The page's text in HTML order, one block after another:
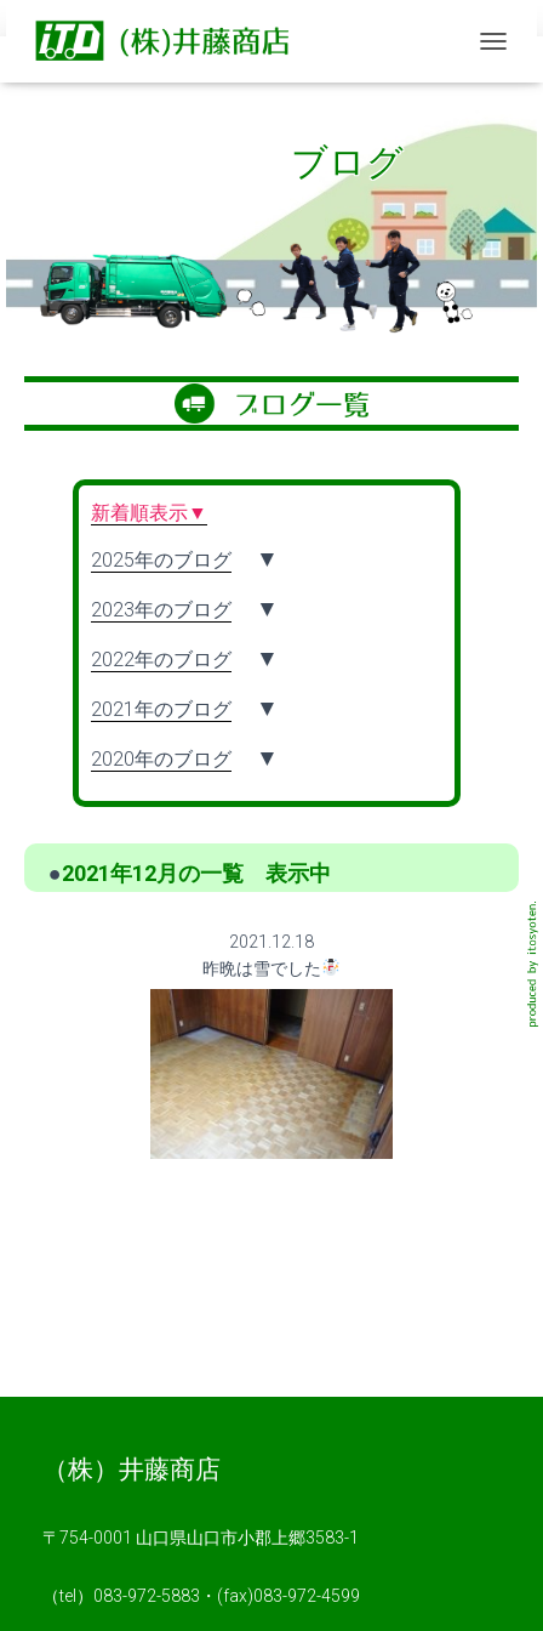
O
G
A
V
G
A
O
ブログ
新着順表示▼
2025年のブログ
2023年のブログ
2022年のブログ
2021年のブログ
2020年のブログ
●2021年12月の一覧 表示中
2021.12.18
昨晩は雪でした
（株）井藤商店
〒754-0001 山口県山口市小郡上郷3583-1
（tel）083-972-5883・(fax)083-972-4599